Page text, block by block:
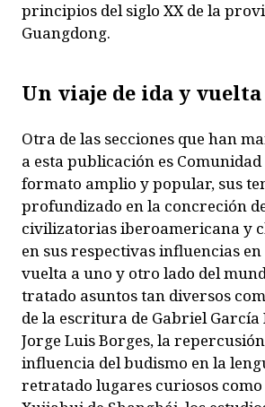
principios del siglo XX de la
Guangdong.
Un viaje de ida y vuelta
Otra de las secciones que han
a esta publicación es
formato amplio y popular, sus
profundizado en la concreción
civilizatorias iberoamericana y
en sus respectivas influencias
vuelta a uno y otro lado del
tratado asuntos tan diversos
de la escritura de Gabriel García
Jorge Luis Borges, la
influencia del budismo en la
retratado lugares curiosos como